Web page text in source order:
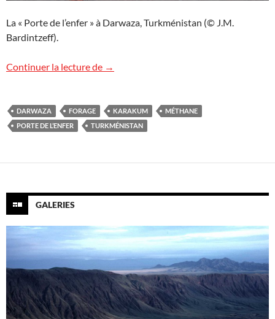
La « Porte de l’enfer » à Darwaza, Turkménistan (© J.M.
Bardintzeff).
Continuer la lecture de Darwaza, la Porte de l’enfer
→
DARWAZA FORAGE KARAKUM
MÉTHANE
PORTE DE L’ENFER
TURKMÉNISTAN
GALERIES